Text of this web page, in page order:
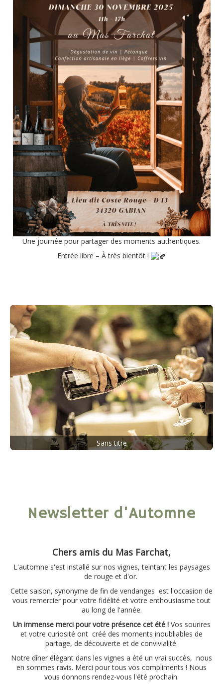
Une journée pour partager des moments authentiques.
Entrée libre – À très bientôt !
Sans titre
Newsletter d'Automne
Chers amis du Mas Farchat,
L'automne s'est installé sur nos vignes, teintant les paysages
de rouge et d'or.
Cette saison, synonyme de fin de vendanges est l'occasion de
vous remercier pour votre fidélité et votre enthousiasme tout
au long de l'année.
Un immense merci pour votre présence cet été !Vos sourires
et votre curiosité ont créé des moments inoubliables de
partage, de découverte et de convivialité.
Notre dîner élégant dans les vignes a été un vrai succès, nous
en sommes ravis. Merci pour tous vos compliments ! Nous
vous donnons rendez-vous l'été prochain.